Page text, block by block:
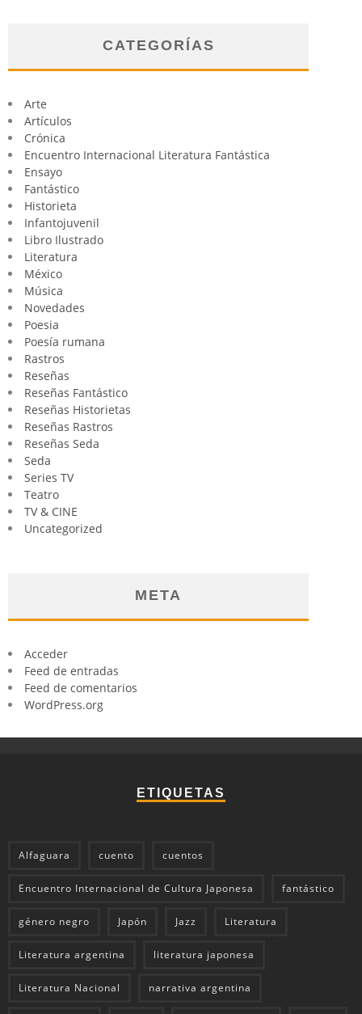
CATEGORÍAS
Arte
Artículos
Crónica
Encuentro Internacional Literatura Fantástica
Ensayo
Fantástico
Historieta
Infantojuvenil
Libro Ilustrado
Literatura
México
Música
Novedades
Poesia
Poesía rumana
Rastros
Reseñas
Reseñas Fantástico
Reseñas Historietas
Reseñas Rastros
Reseñas Seda
Seda
Series TV
Teatro
TV & CINE
Uncategorized
META
Acceder
Feed de entradas
Feed de comentarios
WordPress.org
ETIQUETAS
Alfaguara cuento cuentos
Encuentro Internacional de Cultura Japonesa fantástico
género negro Japón Jazz Literatura
Literatura argentina literatura japonesa
Literatura Nacional narrativa argentina